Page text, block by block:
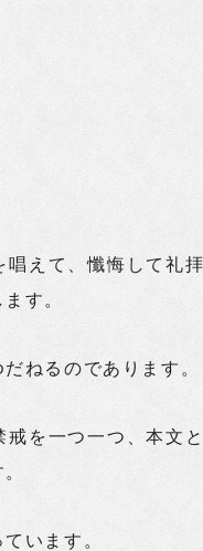
唱えて、懺悔して礼
す。
ねるのであります。
戒を一つ一つ、本文
います。